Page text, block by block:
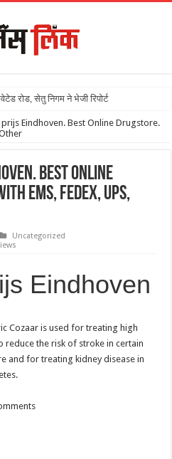
रोड, सेतु निगम ने भेजी रिपोर्ट
Eindhoven. Best Online Drugstore.
Best Online
Ems, Fedex, Ups,
Uncategorized
Eindhoven
Cozaar is used for treating high
the risk of stroke in certain
and for treating kidney disease in